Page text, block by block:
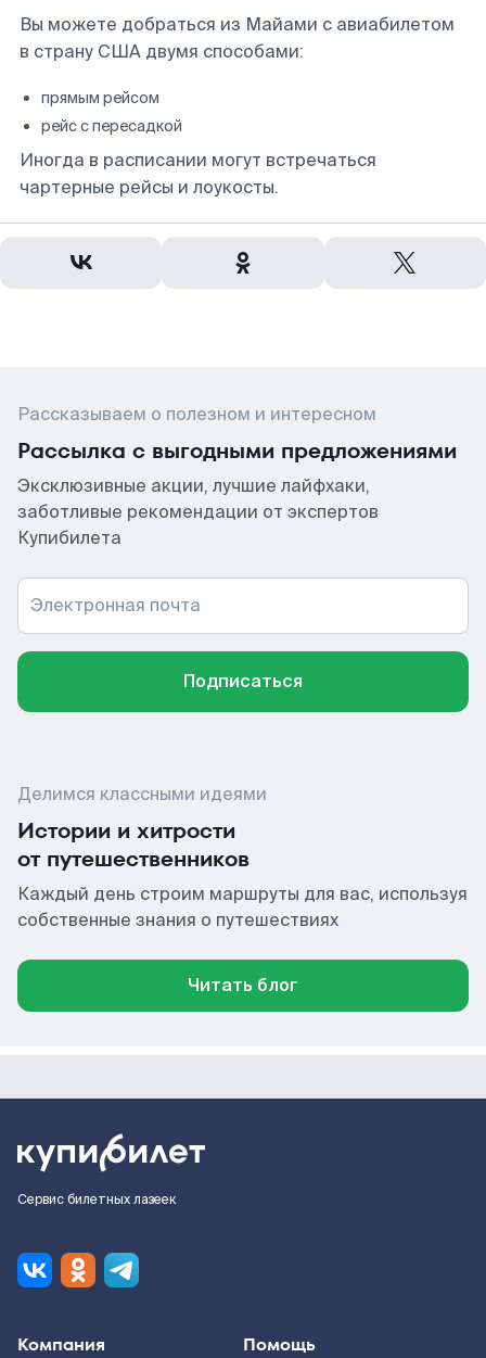
Вы можете добраться из Майами с авиабилетом
в страну США двумя способами:
прямым рейсом
рейс с пересадкой
Иногда в расписании могут встречаться
чартерные рейсы и лоукосты.
Рассказываем о полезном и интересном
Рассылка с выгодными предложениями
Эксклюзивные акции, лучшие лайфхаки,
заботливые рекомендации от экспертов
Купибилета
Электронная почта
Подписаться
Делимся классными идеями
Истории и хитрости
от путешественников
Каждый день строим маршруты для вас, используя
собственные знания о путешествиях
Читать блог
Сервис билетных лазеек
Компания Помощь